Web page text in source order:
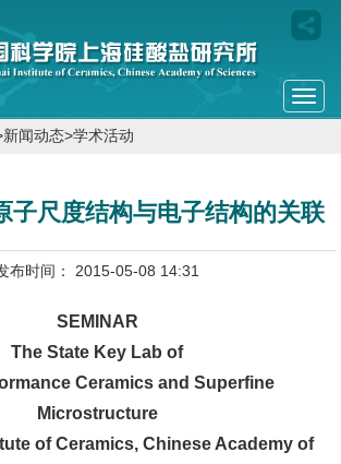
新闻动态>学术活动
子尺度结构与电子结构的关联
布时间： 2015-05-08 14:31
SEMINAR
The State Key Lab of
Ceramics and Superfine
Microstructure
of Ceramics, Chinese Academy of